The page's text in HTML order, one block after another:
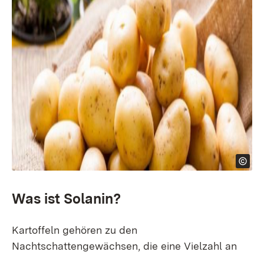
Was ist Solanin?
Kartoffeln gehören zu den
Nachtschattengewächsen, die eine Vielzahl an